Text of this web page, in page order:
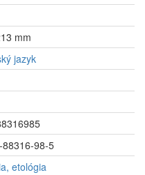
mm
jazyk
98-5
etológia